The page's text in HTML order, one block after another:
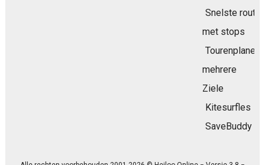
Snelste route
met stops
Tourenplaner
mehrere
Ziele
Kitesurfles
SaveBuddy